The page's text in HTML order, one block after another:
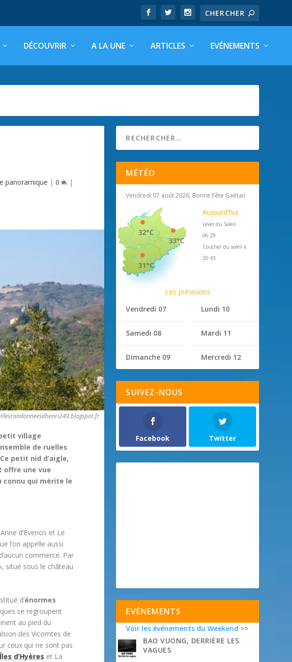
DÉCOUVRIR A LA UNE ARTICLES EVÉNEMENTS
panoramique | 0 |
village
de ruelles
petit nid d’aigle,
offre une vue
connu qui mérite le
d’Evenos et Le
l’on appelle aussi
commerce. Par
situé sous le château
d’énormes
se regroupent
au pied du
des Vicomtes de
ceux qui ne sont pas
Îles d’Hyères et La
MÉTÉO
Vendredi 07 août 2026, Bonne Fête Gaétan
33°C
32°C
31°C
Aujourd'hui
Lever du Soleil
06:29
Coucher du soleil à
20:43
Les prévisions
Vendredi 07
Samedi 08
Dimanche 09
Lundi 10
Mardi 11
Mercredi 12
SUIVEZ-NOUS
Facebook Twitter
EVÉNEMENTS
Voir les événements du Weekend >>
BAO VUONG, DERRIÈRE LES
VAGUES